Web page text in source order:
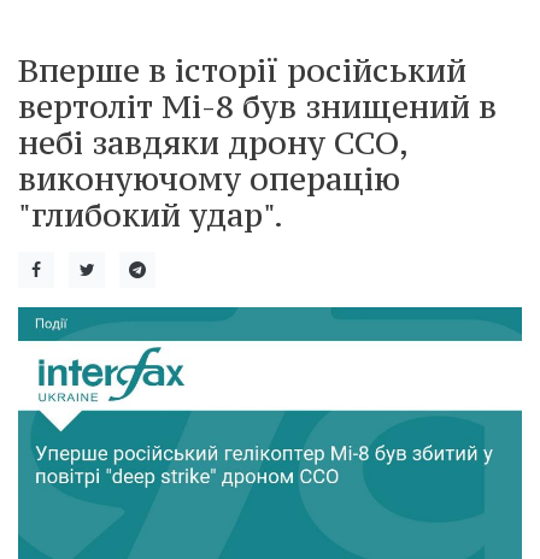
Вперше в історії російський
вертоліт Мі-8 був знищений в
небі завдяки дрону ССО,
виконуючому операцію
"глибокий удар".